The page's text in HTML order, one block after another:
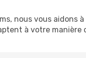
nous vous aidons
à votre manière